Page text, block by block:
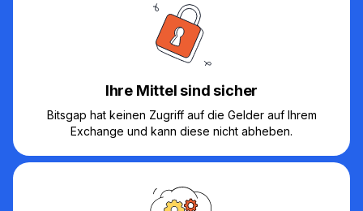
Ihre Mittel sind sicher
Bitsgap hat keinen Zugriff auf die Gelder auf Ihrem
Exchange und kann diese nicht abheben.